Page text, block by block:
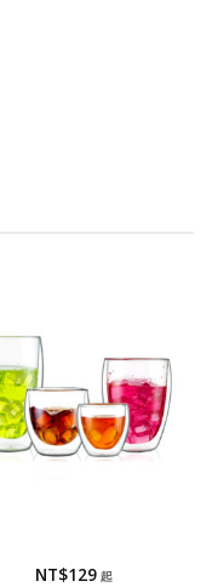
NT$129